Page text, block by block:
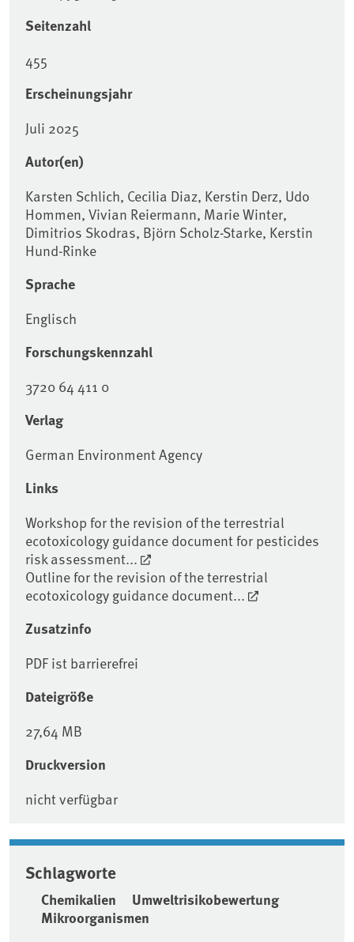
Seitenzahl
455
Erscheinungsjahr
Juli 2025
Autor(en)
Karsten Schlich, Cecilia Diaz, Kerstin Derz, Udo
Hommen, Vivian Reiermann, Marie Winter,
Dimitrios Skodras, Björn Scholz-Starke, Kerstin
Hund-Rinke
Sprache
Englisch
Forschungskennzahl
3720 64 411 0
Verlag
German Environment Agency
Links
Workshop for the revision of the terrestrial
ecotoxicology guidance document for pesticides
risk assessment...
Outline for the revision of the terrestrial
ecotoxicology guidance document...
Zusatzinfo
PDF ist barrierefrei
Dateigröße
27,64 MB
Druckversion
nicht verfügbar
Schlagworte
Chemikalien
Umweltrisikobewertung
Mikroorganismen